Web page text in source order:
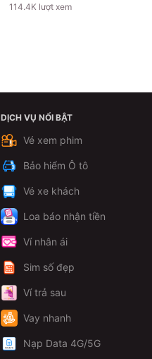
114.4K lượt xem
DỊCH VỤ NỔI BẬT
Vé xem phim
Bảo hiểm Ô tô
Vé xe khách
Loa báo nhận tiền
Ví nhân ái
Sim số đẹp
Ví trả sau
Vay nhanh
Nạp Data 4G/5G